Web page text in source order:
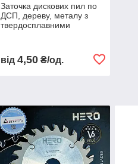
Заточка дискових пил по
ДСП, дереву, металу з
твердосплавними
від 4,50₴/од.